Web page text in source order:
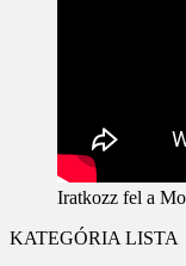
Iratkozz fel a
KATEGÓRIA LISTA